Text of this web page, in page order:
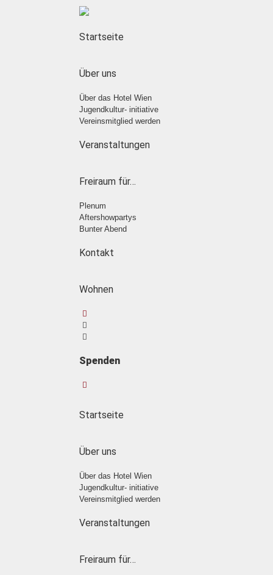
Startseite
Über uns
Über das Hotel Wien
Jugendkultur- initiative
Vereinsmitglied werden
Veranstaltungen
Freiraum für…
Plenum
Aftershowpartys
Bunter Abend
Kontakt
Wohnen
Spenden
Startseite
Über uns
Über das Hotel Wien
Jugendkultur- initiative
Vereinsmitglied werden
Veranstaltungen
Freiraum für…